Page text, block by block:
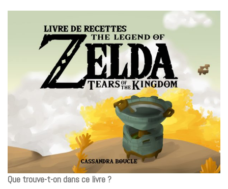
Que trouve-t-on dans ce livre ?